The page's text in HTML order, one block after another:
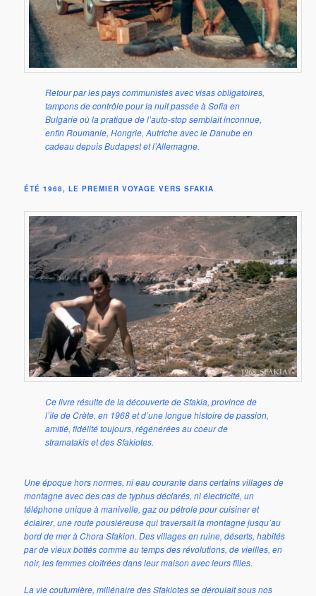
Retour par les pays communistes avec visas obligatoires,
tampons de contrôle pour la nuit passée à Sofia en
Bulgarie où la pratique de l’auto-stop semblait inconnue,
enfin Roumanie, Hongrie, Autriche avec le Danube en
cadeau depuis Budapest et l’Allemagne.
ÉTÉ 1968, LE PREMIER VOYAGE VERS SFAKIA
Ce livre résulte de la découverte de Sfakia, province de
l’île de Crète, en 1968 et d’une longue histoire de passion,
amitié, fidélité toujours,régénérées au coeur de
stramatakis et des Sfakiotes.
Une époque hors normes, ni eau courante dans certains villages de
montagne avec des cas de typhus déclarés, ni électricité, un
téléphone unique à manivelle, gaz ou pétrole pour cuisiner et
éclairer,une route pousiéreuse qui traversait la montagne jusqu’au
bord de mer à Chora Sfakion.Des villages en ruine, déserts, habités
par de vieux bottés comme au temps des révolutions, de vieilles, en
noir, les femmes cloîtrées dans leur maison avec leurs filles.
La vie coutumière, millénaire des Sfakiotes se déroulait sous nos